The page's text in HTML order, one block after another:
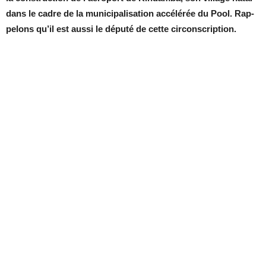
dans le cadre de la mu­ni­ci­pa­li­sa­tion ac­cé­lé­rée du Pool. Rap­
pe­lons qu’il est aussi le dé­puté de cette cir­cons­crip­tion.